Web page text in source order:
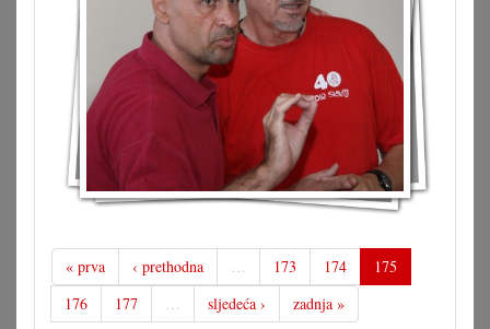
« prva ‹ prethodna … 173 174
175
176
177 … sljedeća › zadnja »